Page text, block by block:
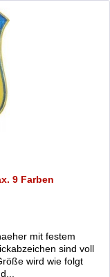
9 Farben
mit festem
sind voll
wird wie folgt